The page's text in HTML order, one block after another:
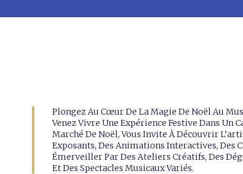
Plongez Au Cœur De La Magie De Noël Au
Venez Vivre Une Expérience Festive Dans Un
Marché De Noël, Vous Invite À Découvrir
Exposants, Des Animations Interactives, Des
Émerveiller Par Des Ateliers Créatifs, Des
Et Des Spectacles Musicaux Variés.